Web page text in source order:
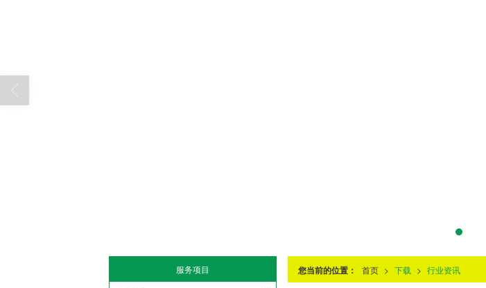
您当前的位置： 首页 > 下载 > 行业资讯
服务项目